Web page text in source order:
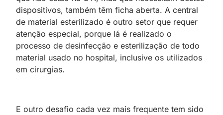
dispositivos, também têm ficha aberta. A central
de material esterilizado é outro setor que requer
atenção especial, porque lá é realizado o
processo de desinfecção e esterilização de todo
material usado no hospital, inclusive os utilizados
em cirurgias.
E outro desafio cada vez mais frequente tem sido